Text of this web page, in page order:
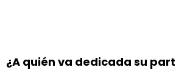
¿A quién va dedicada su